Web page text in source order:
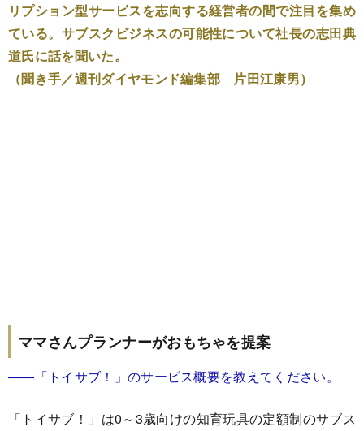
リプション型サービスを志向する経営者の間で注目を集め
ている。サブスクビジネスの可能性について社長の志田典
道氏に話を聞いた。
（聞き手／週刊ダイヤモンド編集部 片田江康男）
ママさんプランナーがおもちゃを提案
――「トイサブ！」のサービス概要を教えてください。
「トイサブ！」は0～3歳向けの知育玩具の定額制のサブス